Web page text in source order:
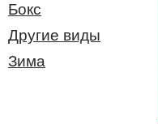
Бокс
Другие виды
Зима